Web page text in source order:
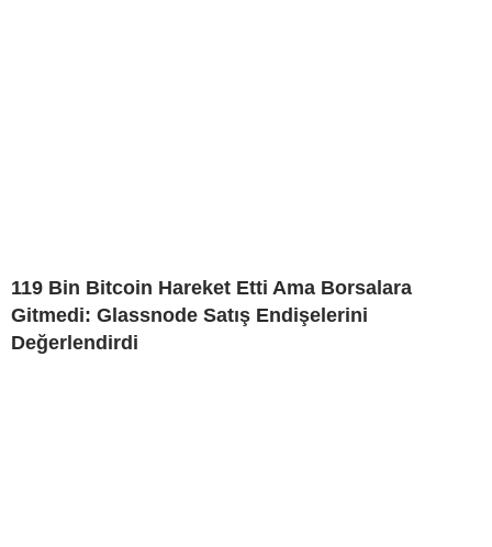
119 Bin Bitcoin Hareket Etti Ama Borsalara
Gitmedi: Glassnode Satış Endişelerini
Değerlendirdi